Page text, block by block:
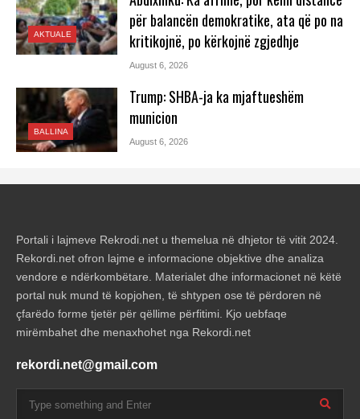
AKTUALE
për balancën demokratike, ata që po na
kritikojnë, po kërkojnë zgjedhje
August 6, 2026
BALLINA
Trump: SHBA-ja ka mjaftueshëm
municion
August 6, 2026
Portali i lajmeve Rekrodi.net u themelua në dhjetor të vitit 2024.
Rekordi.net ofron lajme e informacione objektive dhe analiza
vendore e ndërkombëtare. Materialet dhe informacionet në këtë
portal nuk mund të kopjohen, të shtypen ose të përdoren në
çfarëdo forme tjetër për qëllime përfitimi. Kjo uebfaqe
mirëmbahet dhe menaxhohet nga Rekordi.net
rekordi.net@gmail.com